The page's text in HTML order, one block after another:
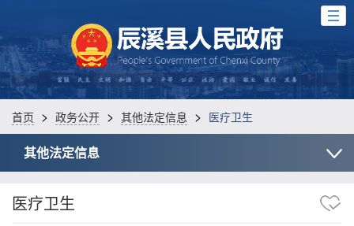
首页 > 政务公开 > 其他法定信息 > 医疗卫生
其他法定信息
医疗卫生